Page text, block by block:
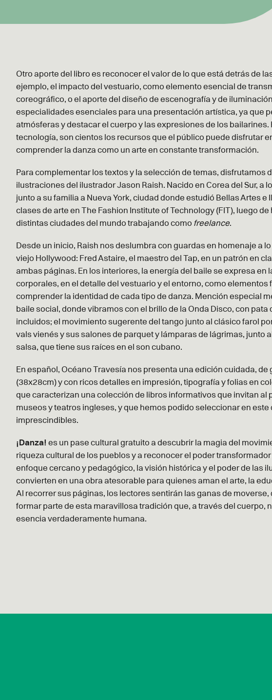
Otro aporte del libro es reconocer el valor de lo que está detrás de
ejemplo, el impacto del vestuario, como elemento esencial de
coreográfico, o el aporte del diseño de escenografía y de
especialidades esenciales para una presentación artística, ya que
atmósferas y destacar el cuerpo y las expresiones de los bailarines.
tecnología, son cientos los recursos que el público puede disfrutar
comprender la danza como un arte en constante transformación.
Para complementar los textos y la selección de temas, disfrutamos
ilustraciones del ilustrador Jason Raish. Nacido en Corea del Sur, a
junto a su familia a Nueva York, ciudad donde estudió Bellas Artes e
clases de arte en The Fashion Institute of Technology (FIT), luego de
distintas ciudades del mundo trabajando como freelance.
Desde un inicio, Raish nos deslumbra con guardas en homenaje a
viejo Hollywood: Fred Astaire, el maestro del Tap, en un patrón en
ambas páginas. En los interiores, la energía del baile se expresa en
corporales, en el detalle del vestuario y el entorno, como elementos
comprender la identidad de cada tipo de danza. Mención especial
baile social, donde vibramos con el brillo de la Onda Disco, con pata
incluidos; el movimiento sugerente del tango junto al clásico farol
vals vienés y sus salones de parquet y lámparas de lágrimas, junto
salsa, que tiene sus raíces en el son cubano.
En español, Océano Travesía nos presenta una edición cuidada, de
(38x28cm) y con ricos detalles en impresión, tipografía y folias en
que caracterizan una colección de libros informativos que invitan al
museos y teatros ingleses, y que hemos podido seleccionar en este
imprescindibles.
¡Danza! es un pase cultural gratuito a descubrir la magia del
riqueza cultural de los pueblos y a reconocer el poder transformador
enfoque cercano y pedagógico, la visión histórica y el poder de las
convierten en una obra atesorable para quienes aman el arte, la
Al recorrer sus páginas, los lectores sentirán las ganas de moverse,
formar parte de esta maravillosa tradición que, a través del cuerpo,
esencia verdaderamente humana.